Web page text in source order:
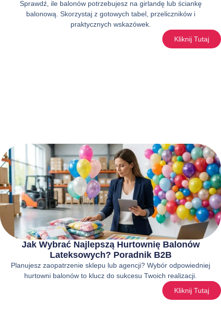
Sprawdź, ile balonów potrzebujesz na girlandę lub ściankę
balonową. Skorzystaj z gotowych tabel, przeliczników i
praktycznych wskazówek.
Kliknij Tutaj
Jak Wybrać Najlepszą Hurtownię Balonów
Lateksowych? Poradnik B2B
Planujesz zaopatrzenie sklepu lub agencji? Wybór odpowiedniej
hurtowni balonów to klucz do sukcesu Twoich realizacji.
Kliknij Tutaj